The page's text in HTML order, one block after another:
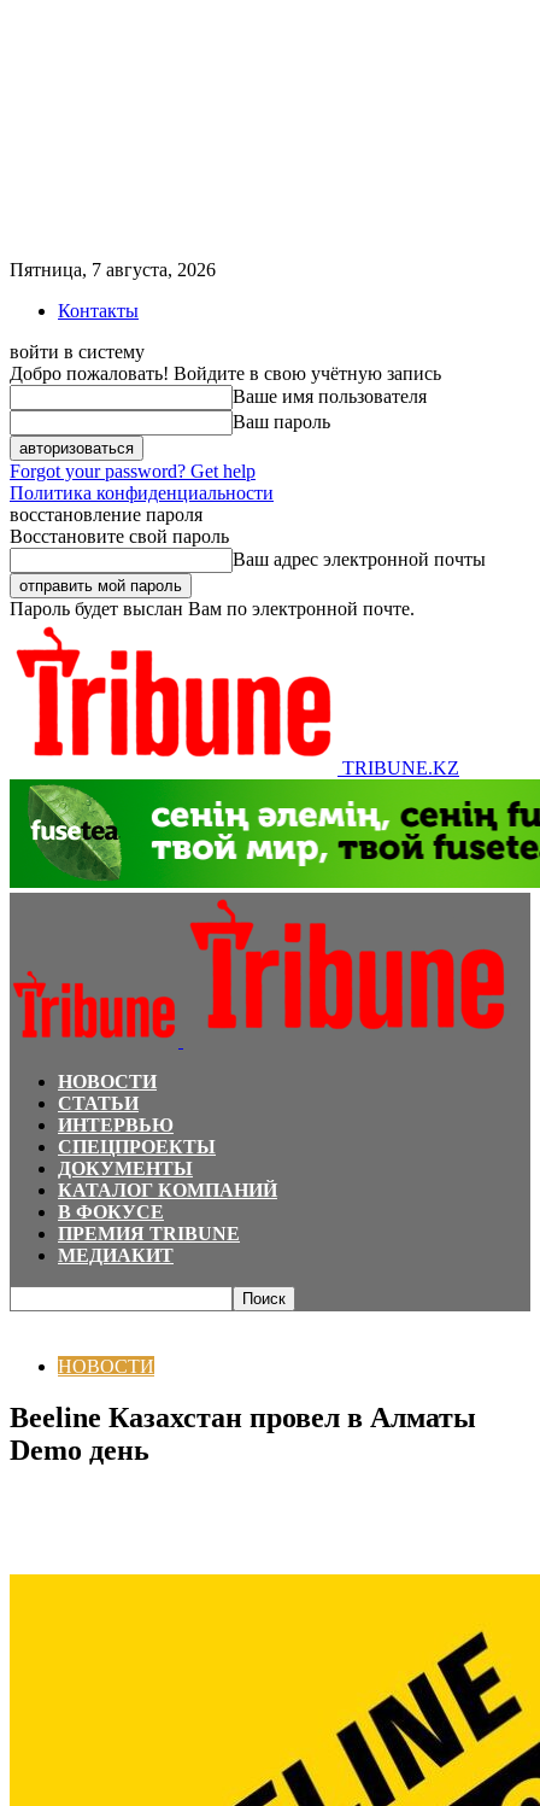
Пятница, 7 августа, 2026
Контакты
войти в систему
Добро пожаловать! Войдите в свою учётную запись
Ваше имя пользователя
Ваш пароль
Forgot your password? Get help
Политика конфиденциальности
восстановление пароля
Восстановите свой пароль
Ваш адрес электронной почты
Пароль будет выслан Вам по электронной почте.
TRIBUNE.KZ
НОВОСТИ
СТАТЬИ
ИНТЕРВЬЮ
СПЕЦПРОЕКТЫ
ДОКУМЕНТЫ
КАТАЛОГ КОМПАНИЙ
В ФОКУСЕ
ПРЕМИЯ TRIBUNE
МЕДИАКИТ
НОВОСТИ
Beeline Казахстан провел в Алматы
Demo день